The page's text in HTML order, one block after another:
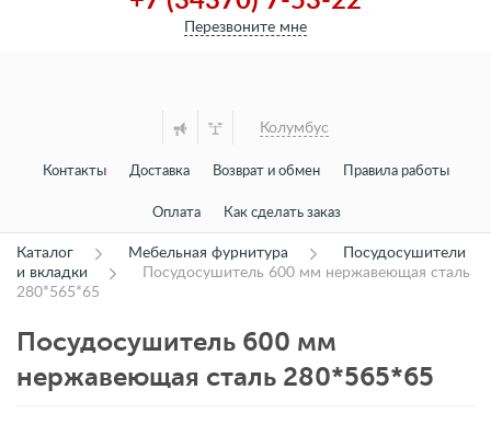
Перезвоните мне
Колумбус
Контакты Доставка Возврат и обмен Правила работы
Оплата Как сделать заказ
Каталог Мебельная фурнитура
Посудосушители
и вкладки
Посудосушитель 600 мм нержавеющая сталь
280*565*65
Посудосушитель 600 мм
нержавеющая сталь 280*565*65